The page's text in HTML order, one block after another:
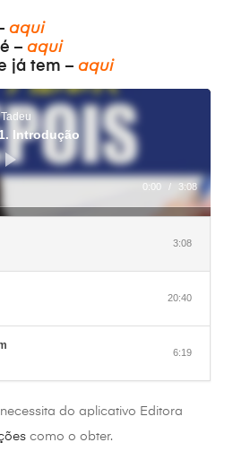
aqui
– aqui
já tem – aqui
Introdução
0:00 / 3:08
3:08
20:40
6:19
do aplicativo Editora
como o obter.